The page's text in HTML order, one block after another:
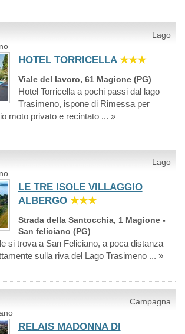
Lago
HOTEL TORRICELLA ★★★
Viale del lavoro, 61 Magione (PG)
Hotel Torricella a pochi passi dal lago
Trasimeno, ispone di Rimessa per
moto privato e recintato ... »
Lago
LE TRE ISOLE VILLAGGIO
ALBERGO ★★★
Strada della Santocchia, 1 Magione -
San feliciano (PG)
si trova a San Feliciano, a poca distanza
sulla riva del Lago Trasimeno ... »
Campagna
RELAIS MADONNA DI